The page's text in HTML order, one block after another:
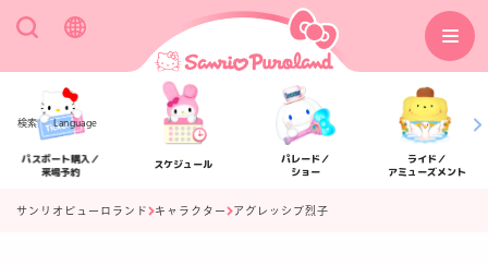
検索 Language
パスポート購入／
来場予約
スケジュール
パレード／
ショー
ライド／
アミューズメント
サンリオピューロランド キャラクター アグレッシブ烈子